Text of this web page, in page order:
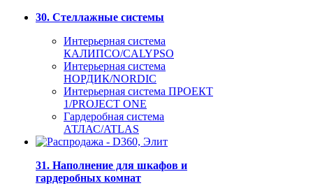
30. Стеллажные системы
Интерьерная система
КАЛИПСО/CALYPSO
Интерьерная система
НОРДИК/NORDIC
Интерьерная система ПРОЕКТ
1/PROJECT ONE
Гардеробная система
АТЛАС/ATLAS
31. Наполнение для шкафов и
гардеробных комнат